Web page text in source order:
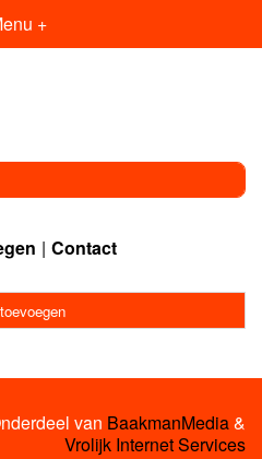
+
Contact
van BaakmanMedia&
Vrolijk Internet Services